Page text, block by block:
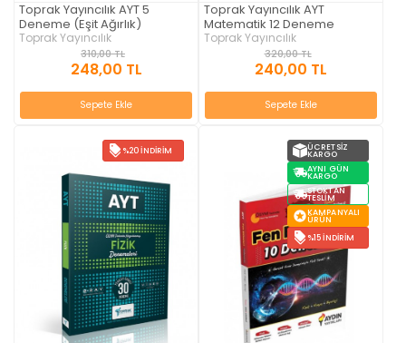
Toprak Yayıncılık AYT 5
Deneme (Eşit Ağırlık)
Toprak Yayıncılık
310,00 TL
248,00 TL
Sepete Ekle
Toprak Yayıncılık AYT
Matematik 12 Deneme
Toprak Yayıncılık
320,00 TL
240,00 TL
Sepete Ekle
%20 İNDIRIM ÜCRETSIZ
KARGO
AYNI GÜN
KARGO
STOKTAN
TESLIM
KAMPANYALI
ÜRÜN
%15 İNDIRIM